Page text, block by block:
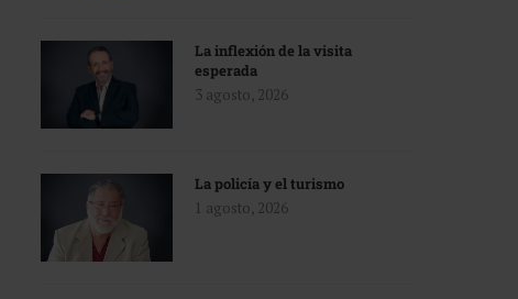
La inflexión de la visita
esperada
3 agosto, 2026
La policía y el turismo
1 agosto, 2026